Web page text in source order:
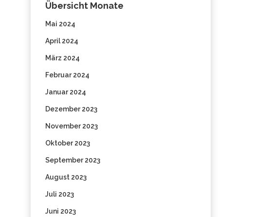
Übersicht Monate
Mai 2024
April 2024
März 2024
Februar 2024
Januar 2024
Dezember 2023
November 2023
Oktober 2023
September 2023
August 2023
Juli 2023
Juni 2023